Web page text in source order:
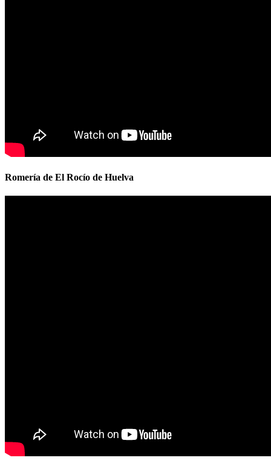
Romería de El Rocío de Huelva